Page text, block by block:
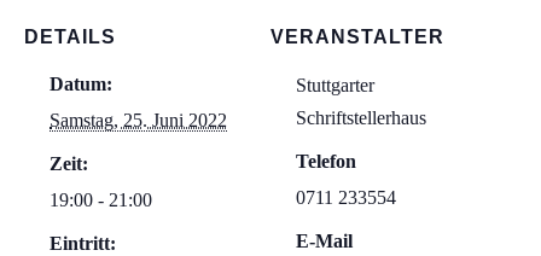
DETAILS
Datum:
Samstag, 25. Juni 2022
Zeit:
19:00 - 21:00
Eintritt:
VERANSTALTER
Stuttgarter
Schriftstellerhaus
Telefon
0711 233554
E-Mail